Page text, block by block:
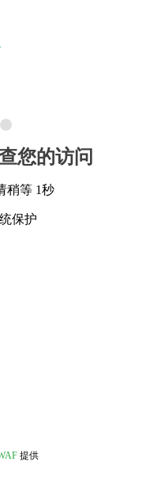
您的访问
稍等 1秒
保护
提供